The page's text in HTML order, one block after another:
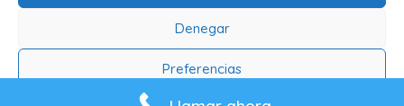
Denegar
Preferencias
Cookies